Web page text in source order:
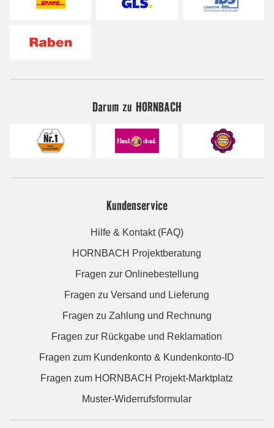
Darum zu HORNBACH
Kundenservice
Hilfe & Kontakt (FAQ)
HORNBACH Projektberatung
Fragen zur Onlinebestellung
Fragen zu Versand und Lieferung
Fragen zu Zahlung und Rechnung
Fragen zur Rückgabe und Reklamation
Fragen zum Kundenkonto & Kundenkonto-ID
Fragen zum HORNBACH Projekt-Marktplatz
Muster-Widerrufsformular